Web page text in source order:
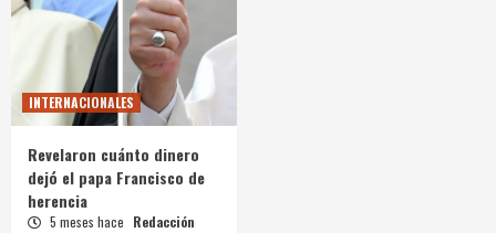
INTERNACIONALES
Revelaron cuánto dinero
dejó el papa Francisco de
herencia
5 meses hace Redacción